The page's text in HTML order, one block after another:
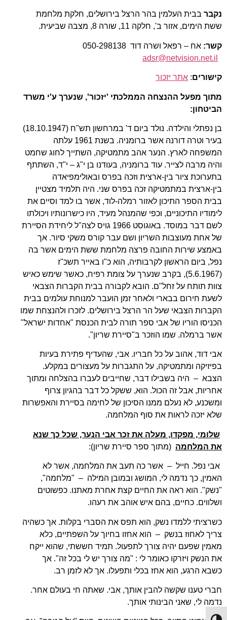
נקבר בבית העלמין בהר הרצל בירושלים, חלקת מלחמת
ששת הימים, אזור ב', חלקה 11, שורה 8, מצבה שביעית.
קשר:
אח – רפאל ושרה דוד 050-298138
adsr@netvision.net.il
קישורים: אתר יזכור
מתוך מפעל ההנצחה הממלכתי 'יזכור', שנערך ע'י משרד
הביטחון:
בן נפתלי והילדה. נולד ביום ד' במרחשון תש"ח (18.10.1947)
בעיר וטרה דורנה אשר ברומניה. בשנת 1961 עלתה
המשפחה לארץ. הנער אהב מתמטיקה, השתייך לחוג שחמט
והיה מרבה לצייר. עוד ברומניה, בעודנו בן י"ג – י"ד, השתתף
בתערוכת ציור בין-ארצית וזכה בפרס ובאולימפיאדה
בין-ארצית במתמטיקה זכה בפרס שני. היה תלמיד מצטיין
בבית הספר התיכון לאזור רמלה-לוד, אשר בו למד וסיים את
לימודיו התיכוניים, וכפי שהמנהל מעיד, היו כישרונותיו ויכולתו
לשם דבר במוסד. באוגוסט 1966 גויס לצה"ל ליחידת הסיירת
של אחת מעוצבות השריון ושם עבר קורס משקי סיור. אך
באמצע שירות החובה פרצה מלחמת ששת הימים אשר בה
נפל, ביום הראשון לקרבותיה, הוא כ"ו באייר תשכ"ז
(5.6.1967), בקרב שנערך על צומת רפיח, כאשר שימש כאיש
צוות תותח על זחל"ם. הובא לקבורה בבית הקברות הצבאי
לשעת חירום בבארי ולאחר זמן הועבר למנוחת עולמים בבית
הקברות הצבאי שעל הר הרצל בירושלים. לזכרו ולהנצחת שמו
הכניסו הוריו של אבי ספר תורה לבית הכנסת "אחדות ישראל"
אשר ברמלה. שמו הוזכר ב"סיירת שריון".
אבי דוד, אהוב על כל חבריו. אבי, שהעדיף פתירת בעיות
בפיזיקה ומתמטיקה, על התגברות על מעצורים במקלע.
הצבא – היה בשבילו דבר, שחייבים לעברו בהצלחה ומתוך
אחריות, אבל זה הכול. הוא, ששקל כל דבר בהגיון צרוף
ומשכנע, לא נעלם ממנו הסיכון של לחימה בסיירת והאפשרות
שלא יזכה לראות את סוף המלחמה.
שלומי, מפקדו, מעלה את זכר אבי הנער, שכל כך שנא
את המלחמה (מתוך ספר סיירת שריון):
אבי נפל. חייל – אשר כה תעב את המלחמה, אשר לא
האמין, כך נדמה לי, המושג ובמובן המילה – "מלחמה",
"נשק". הוא ראה את החיים קצת אחרת מאתנו. כפשוטים
ושלווים. כחיים, בהם איש אוהב את רעהו.
כשרציתי ללמדו נשק, הוא תפס את הסברי בקלות. אך כשהיה
צריך לאחוז בנשק – הוא אחזו בחיוך על השפתיים, כלא
מאמין שפעם יהיה צורך לתפעול. תמיד חששתי, שהוא ייקח
את הנשק ויזרקו כאומר לי : "מה צורך יש לי בכל זה". אך
כשבא הרגע, הוא אחז בכלי ותפעלו. אך לא לזמן רב.
חברי טענו שקשה להבין אותך, אבי. שאתה חי בעולם אחר.
נדמה לי, שאני הבינותי אותך.